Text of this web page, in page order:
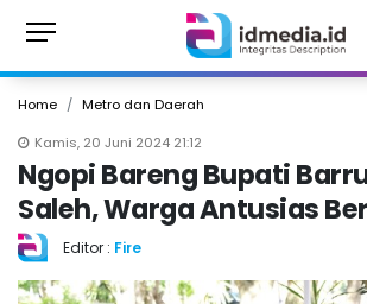
Home
Metro dan Daerah
Kamis, 20 Juni 2024 21:12
Ngopi Bareng Bupati
Saleh, Warga Antusias
Editor : Fire